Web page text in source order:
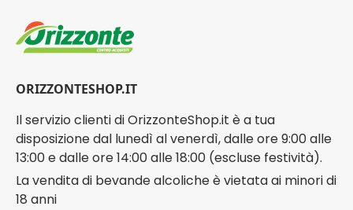
ORIZZONTESHOP.IT
Il servizio clienti di OrizzonteShop.it è a tua
disposizione dal lunedì al venerdì, dalle ore 9:00 alle
13:00 e dalle ore 14:00 alle 18:00 (escluse festività).
La vendita di bevande alcoliche è vietata ai minori di
18 anni